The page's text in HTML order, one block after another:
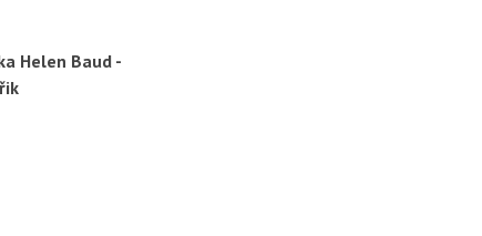
Rychlý náhled
Helen Baud -